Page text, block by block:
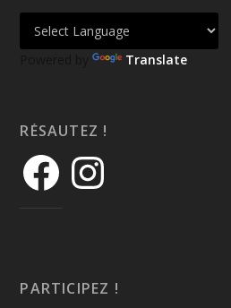
Powered by Translate
RÉSAUTEZ !
PARTICIPEZ !